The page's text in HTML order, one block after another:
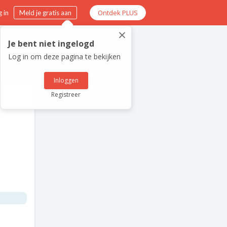
in Meld je gratis aan Ontdek PLUS
×
Je bent niet ingelogd
Log in om deze pagina te bekijken
Inloggen
Registreer